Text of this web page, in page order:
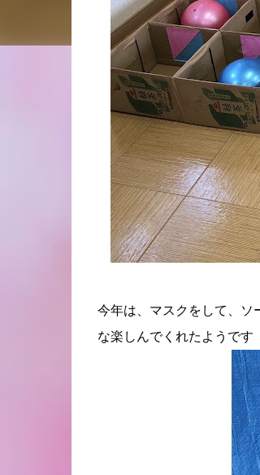
今年は、マスクをして、ソ
な楽しんでくれたようです